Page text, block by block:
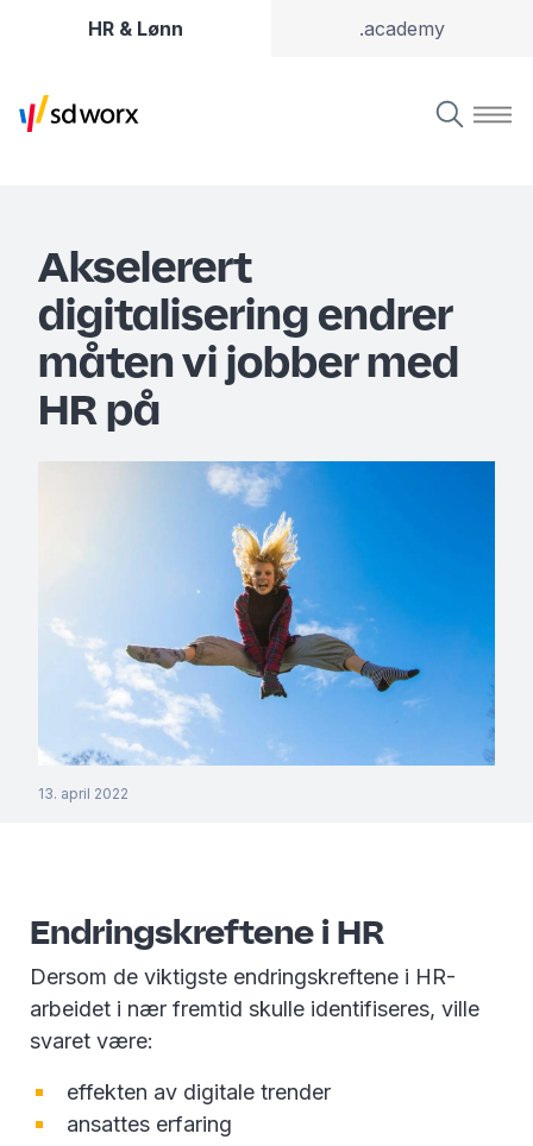
HR & Lønn .academy
Akselerert
digitalisering endrer
måten vi jobber med
HR på
13. april 2022
Endringskreftene i HR
Dersom de viktigste endringskreftene i HR-
arbeidet i nær fremtid skulle identifiseres, ville
svaret være:
effekten av digitale trender
ansattes erfaring